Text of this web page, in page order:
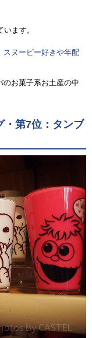
ます。
スヌーピー好きや年配
のお菓子系お土産の中
・第7位：タンブ